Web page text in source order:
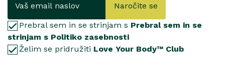
Naročite se
Prebral sem in se strinjam s Prebral sem in se
strinjam s Politiko zasebnosti
Želim se pridružiti Love Your Body™ Club